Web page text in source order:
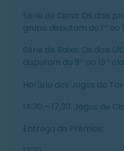
Série de Cima: Os dois
grupo disputam do 1º ao
Série de Baixo: Os dois
disputam do 9º ao 16º
Horário dos Jogos da
14:30 – 17:30: Jogos de
Entrega de Prémios: